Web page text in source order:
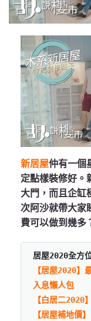
新居屋仲有一個
定點樣裝修好。
大門，而且企缸
次阿沙就帶大家
費可以做到幾多
居屋2020全方
【居屋2020】
入息懶人包
【白居二2020
【居屋補地價